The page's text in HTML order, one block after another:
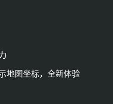
地图坐标，全新体验